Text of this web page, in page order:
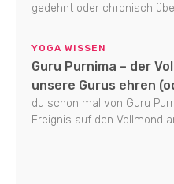
gedehnt oder chronisch
YOGA WISSEN
Guru Purnima – der
unsere Gurus ehren
du schon mal von Guru
Ereignis auf den Vollmond